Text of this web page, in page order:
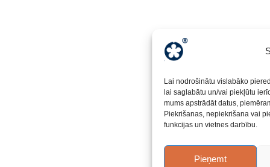
Lai nodrošinātu vislabāko
lai saglabātu un/vai piekļūtu
mums apstrādāt datus,
Piekrišanas, nepiekrišana vai
funkcijas un vietnes darbību.
Pieņemt